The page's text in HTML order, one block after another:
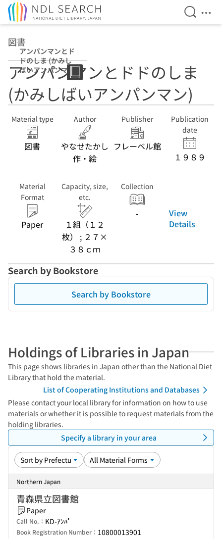
Open
図書
アンパンマンとド
ドのしま (かみし
ばいアンパンマ
ン)
アンパンマンとドドのしま
(かみしばいアンパンマン)
Material type
図書
Author
やなせたかし
作・絵
Publisher
フレーベル館
Publication
date
１９８９
Material
Format
Paper
Capacity, size,
etc.
１組（１２
枚） ; ２７×
３８ｃｍ
Collection
-
View
Details
Search by Bookstore
Search by Bookstore
Holdings of Libraries in Japan
This page shows libraries in Japan other than the National Diet
Library that hold the material.
List of Cooperating Institutions and Databases
Please contact your local library for information on how to use
materials or whether it is possible to request materials from the
holding libraries.
Specify a library in your area
Northern Japan
青森県立図書館
Paper
Call No.： KD-ｱﾝﾊﾟ
Book Registration Number： 10800013901